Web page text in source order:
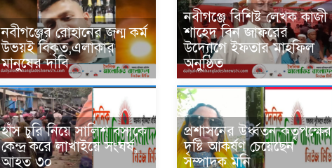
নবীগঞ্জের রোহানের জন্ম কর্ম
উভয়ই বিকৃত,এলাকার
মানুষের দাবি
নবীগঞ্জে বিশিষ্ট লেখক কাজী
শাহেদ বিন জাফরের
উদ্যোগে ইফতার মাহফিল
অনুষ্ঠিত
হাঁস চুরি নিয়ে সালিশ বসাকে
কেন্দ্র করে লাখাইয়ে সংঘর্ষ,
আহত ৩০
প্রশাসনের উর্ধ্বতন কতৃপক্ষের
দৃষ্টি আকর্ষণ চেয়েছেন
সম্পাদক মনি